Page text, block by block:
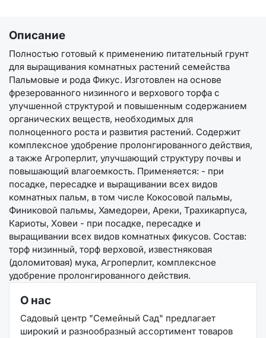
Описание
Полностью готовый к применению питательный грунт
для выращивания комнатных растений семейства
Пальмовые и рода Фикус. Изготовлен на основе
фрезерованного низинного и верхового торфа с
улучшенной структурой и повышенным содержанием
органических веществ, необходимых для
полноценного роста и развития растений. Содержит
комплексное удобрение пролонгированного действия,
а также Агроперлит, улучшающий структуру почвы и
повышающий влагоемкость. Применяется: - при
посадке, пересадке и выращивании всех видов
комнатных пальм, в том числе Кокосовой пальмы,
Финиковой пальмы, Хамедореи, Ареки, Трахикарпуса,
Кариоты, Ховеи - при посадке, пересадке и
выращивании всех видов комнатных фикусов. Состав:
торф низинный, торф верховой, известняковая
(доломитовая) мука, Агроперлит, комплексное
удобрение пролонгированного действия.
О нас
Садовый центр "Семейный Сад" предлагает
широкий и разнообразный ассортимент товаров